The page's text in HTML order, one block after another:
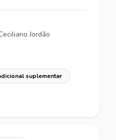
Jordão
suplementar